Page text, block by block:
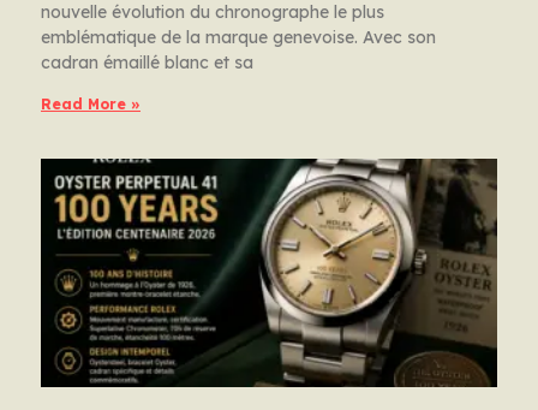
nouvelle évolution du chronographe le plus
emblématique de la marque genevoise. Avec son
cadran émaillé blanc et sa
Read More »